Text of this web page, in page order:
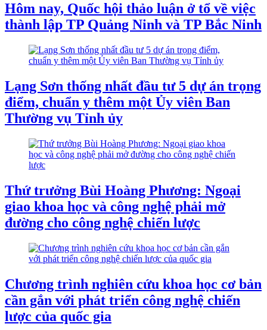
Hôm nay, Quốc hội thảo luận ở tổ về việc
thành lập TP Quảng Ninh và TP Bắc Ninh
Lạng Sơn thống nhất đầu tư 5 dự án trọng
điểm, chuẩn y thêm một Ủy viên Ban
Thường vụ Tỉnh ủy
Thứ trưởng Bùi Hoàng Phương: Ngoại
giao khoa học và công nghệ phải mở
đường cho công nghệ chiến lược
Chương trình nghiên cứu khoa học cơ bản
cần gắn với phát triển công nghệ chiến
lược của quốc gia